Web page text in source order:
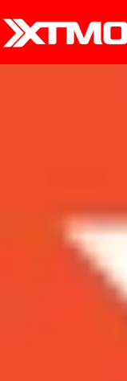
Admin
Ngày đăng:
Cập nhật:
Theo dõi